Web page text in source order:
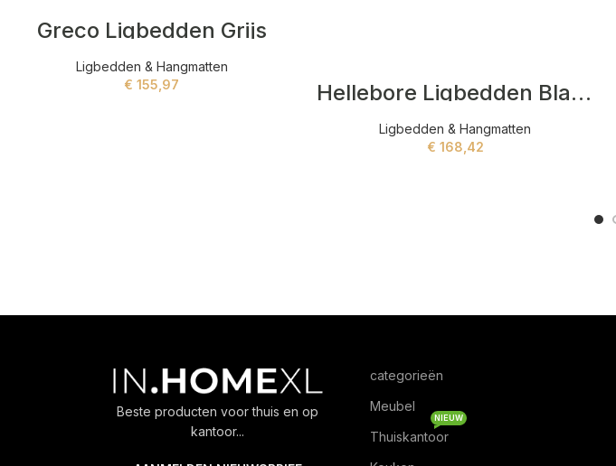
Greco Ligbedden Grijs
Ligbedden & Hangmatten
€ 155,97 Hellebore Ligbedden Blauw
Ligbedden & Hangmatten
€ 168,42
Beste producten voor thuis en op
kantoor...
categorieën
Meubel
Thuiskantoor
NIEUW